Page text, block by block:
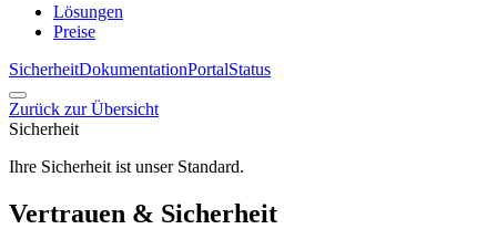
Lösungen
Preise
SicherheitDokumentationPortalStatus
Zurück zur Übersicht
Sicherheit
Ihre Sicherheit ist unser Standard.
Vertrauen & Sicherheit